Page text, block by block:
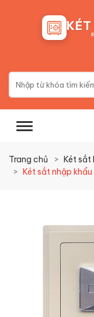
Trang chủ
Két sắt
Két sắt nhập